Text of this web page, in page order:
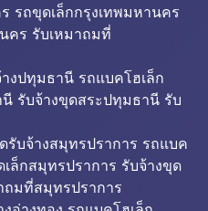
รถขุดเล็กกรุงเทพมหานคร
คร รับเหมาถมที่
งปทุมธานี รถแบคโฮเล็ก
รับจ้างขุดสระปทุมธานี รับ
รับจ้างสมุทรปราการ รถแบค
ล็กสมุทรปราการ รับจ้างขุด
ถมที่สมุทรปราการ